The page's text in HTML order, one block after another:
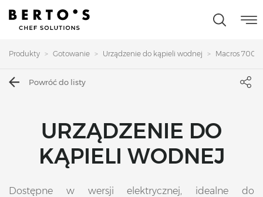
Produkty Gotowanie Urządzenie do kąpieli wodnej Macros 700
Powróć do listy
URZĄDZENIE DO
KĄPIELI WODNEJ
Dostępne w wersji elektrycznej, idealne do